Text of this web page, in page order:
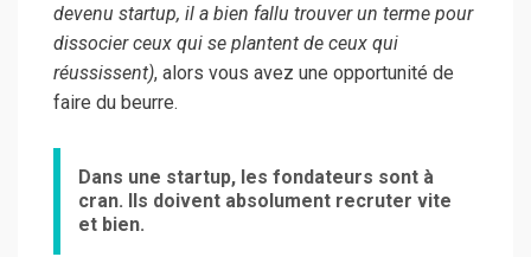
devenu startup, il a bien fallu trouver un terme pour
dissocier ceux qui se plantent de ceux qui
réussissent), alors vous avez une opportunité de
faire du beurre.
Dans une startup, les fondateurs sont à
cran. Ils doivent absolument recruter vite
et bien.